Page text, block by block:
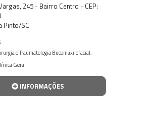
245 - Bairro Centro - CEP:
Pinto/SC
e Traumatologia Bucomaxilofacial,
Geral
INFORMAÇÕES